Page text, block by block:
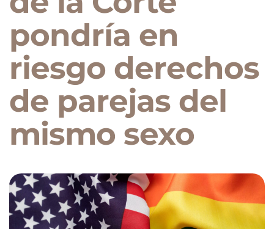
pondría en
riesgo derechos
de parejas del
mismo sexo